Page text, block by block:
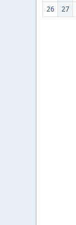
26
27